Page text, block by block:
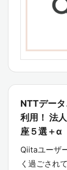
NTTデー
利用！ 法
座５選＋α
Qiitaユーザ
く過ごされ